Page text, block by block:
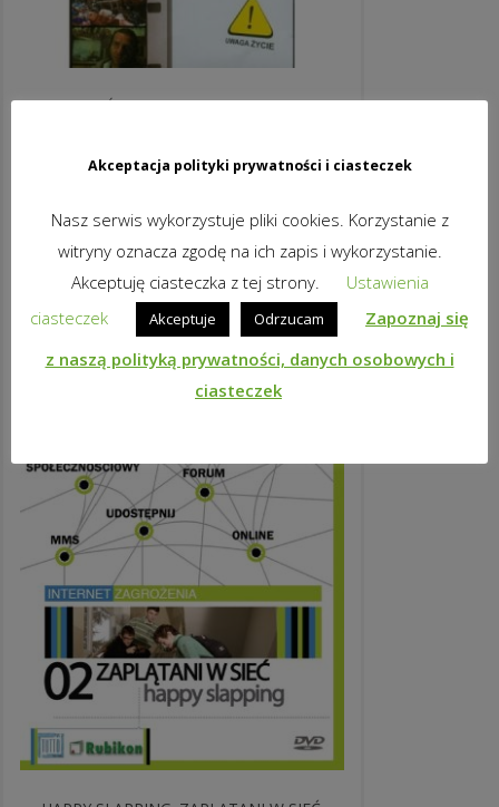
CHLEB I ŚWIATŁO / NA METADONIE –
19,99 zł brutto
Akceptacja polityki prywatności i ciasteczek
Nasz serwis wykorzystuje pliki cookies. Korzystanie z
witryny oznacza zgodę na ich zapis i wykorzystanie.
Akceptuję ciasteczka z tej strony.
Ustawienia
ciasteczek
Akceptuje Odrzucam
Zapoznaj się
z naszą polityką prywatności, danych osobowych i
ciasteczek